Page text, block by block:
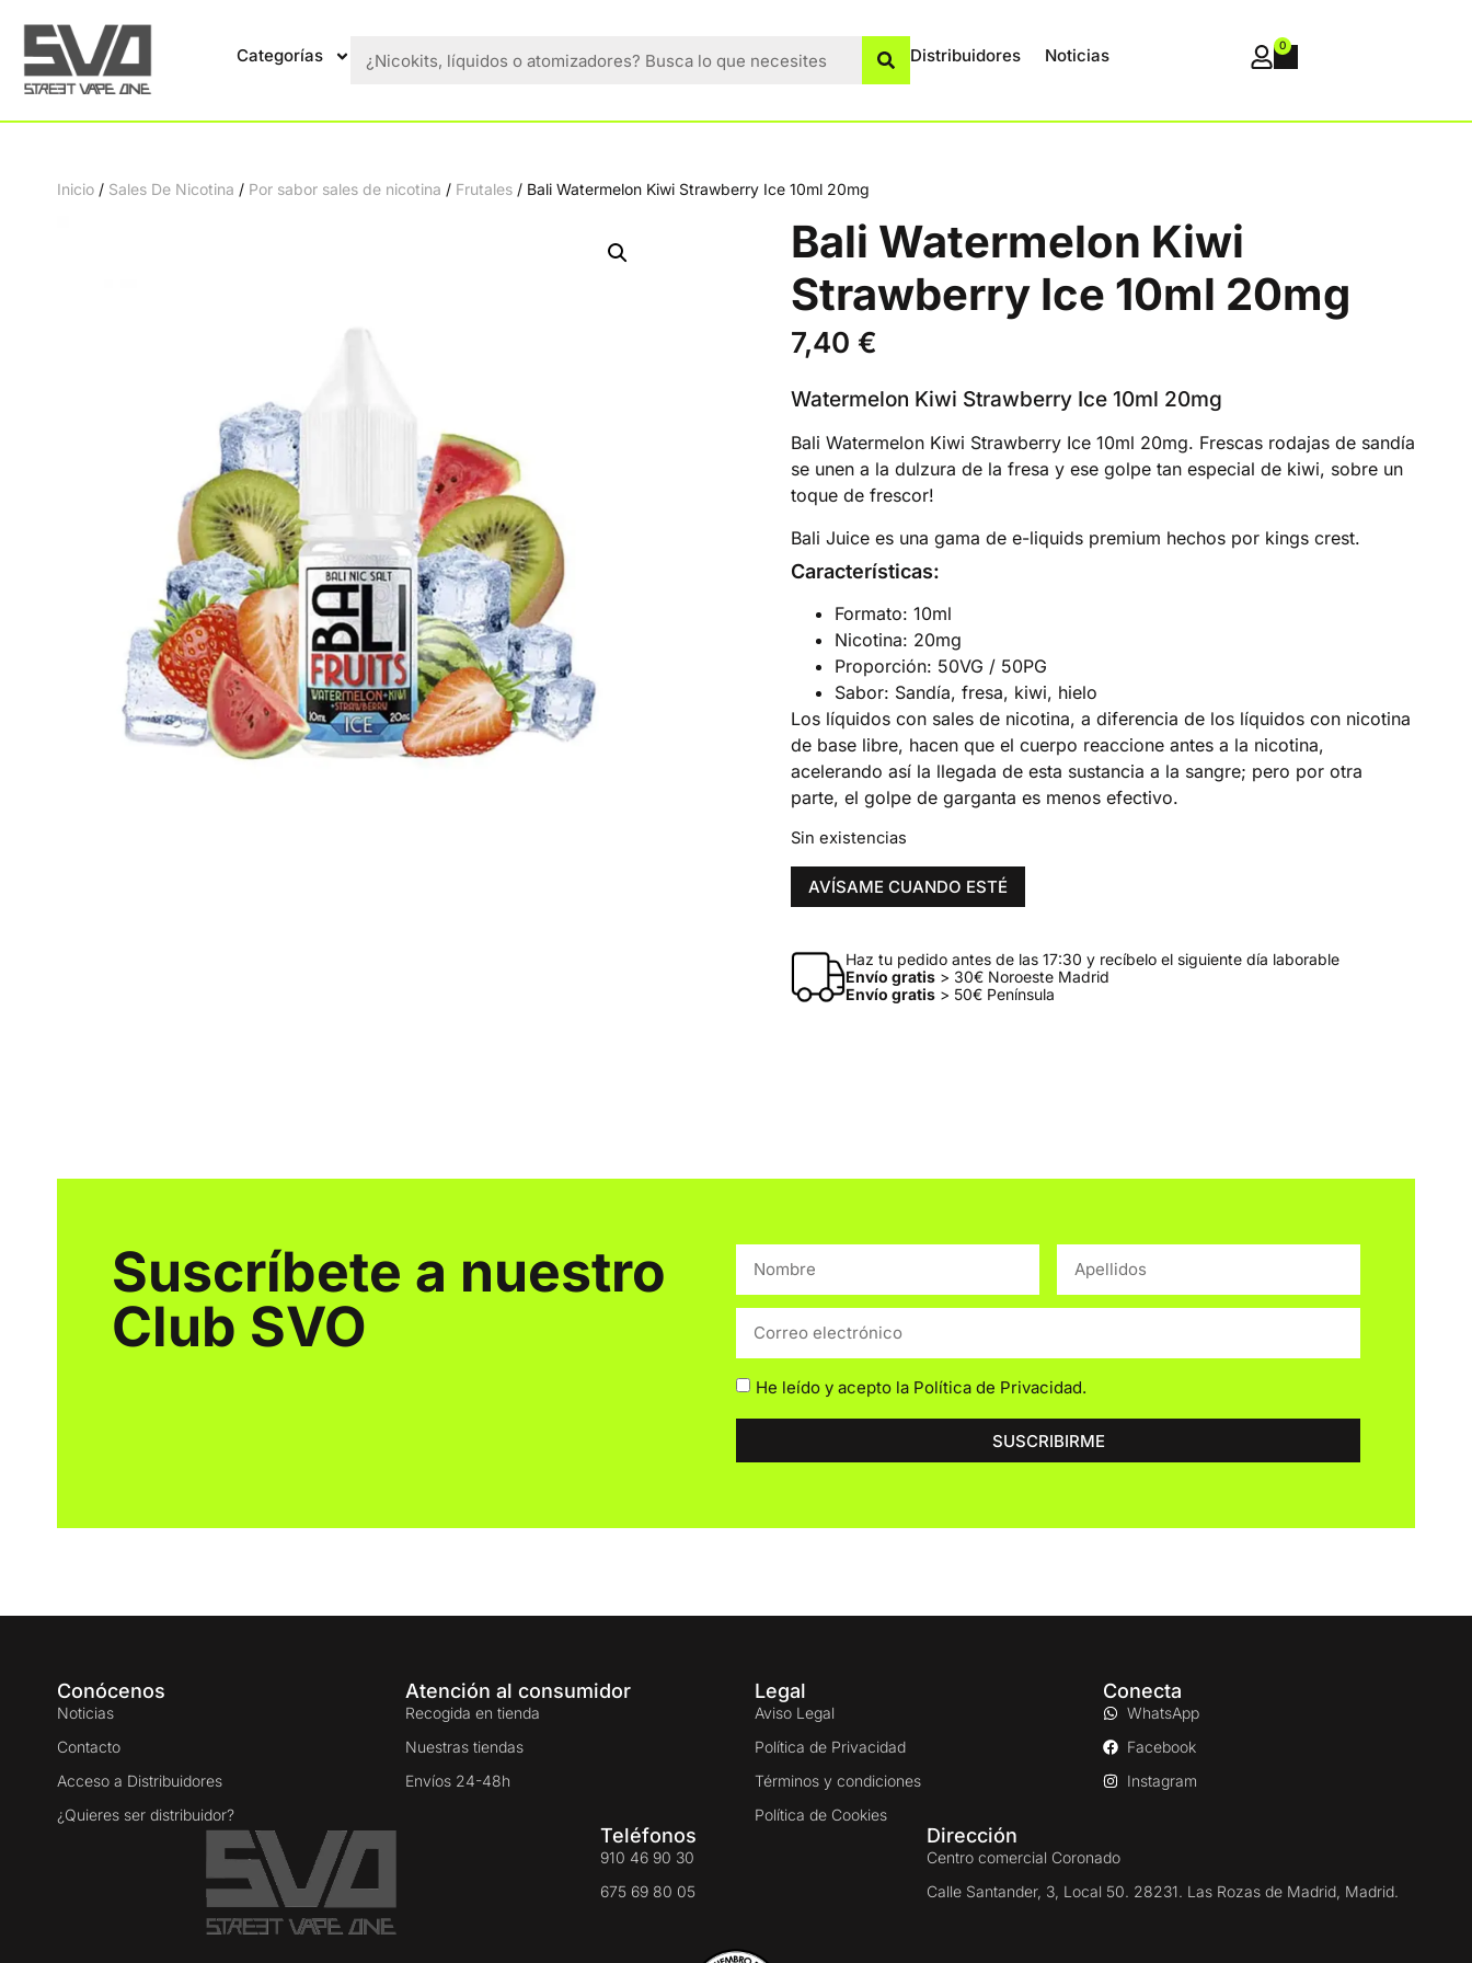
Categorías Distribuidores Noticias 0
Inicio / Sales De Nicotina / Por sabor sales de nicotina / Frutales / Bali Watermelon Kiwi Strawberry Ice 10ml 20mg
Bali Watermelon Kiwi
Strawberry Ice 10ml 20mg
7,40 €
Watermelon Kiwi Strawberry Ice 10ml 20mg
Bali Watermelon Kiwi Strawberry Ice 10ml 20mg. Frescas rodajas de sandía
se unen a la dulzura de la fresa y ese golpe tan especial de kiwi, sobre un
toque de frescor!
Bali Juice es una gama de e-liquids premium hechos por kings crest.
Características:
Formato: 10ml
Nicotina: 20mg
Proporción: 50VG / 50PG
Sabor: Sandía, fresa, kiwi, hielo
Los líquidos con sales de nicotina, a diferencia de los líquidos con nicotina
de base libre, hacen que el cuerpo reaccione antes a la nicotina,
acelerando así la llegada de esta sustancia a la sangre; pero por otra
parte, el golpe de garganta es menos efectivo.
Sin existencias
AVÍSAME CUANDO ESTÉ
Haz tu pedido antes de las 17:30 y recíbelo el siguiente día laborable
Envío gratis> 30€ Noroeste Madrid
Envío gratis> 50€ Península
Suscríbete a nuestro
Club SVO
He leído y acepto la Política de Privacidad.
SUSCRIBIRME
Conócenos
Noticias
Contacto
Acceso a Distribuidores
¿Quieres ser distribuidor?
Atención al consumidor
Recogida en tienda
Nuestras tiendas
Envíos 24-48h
Legal
Aviso Legal
Política de Privacidad
Términos y condiciones
Política de Cookies
Conecta
WhatsApp
Facebook
Instagram
Teléfonos
910 46 90 30
675 69 80 05
Dirección
Centro comercial Coronado
Calle Santander, 3, Local 50. 28231. Las Rozas de Madrid, Madrid.